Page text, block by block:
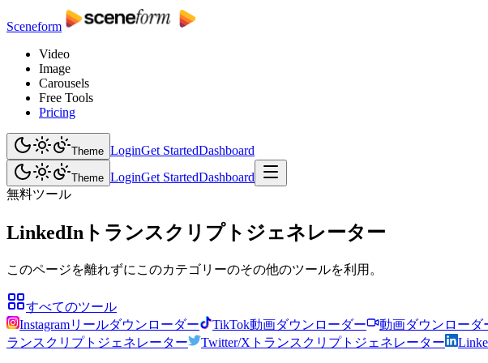
Sceneform
Video
Image
Carousels
Free Tools
Pricing
Theme LoginGet StartedDashboard
Theme LoginGet StartedDashboard
無料ツール
LinkedInトランスクリプトジェネレーター
このページを離れずにこのカテゴリーのその他のツールを利用。
すべてのツール
Instagramリールダウンローダー
TikTok動画ダウンローダー 動画ダウンローダ
ランスクリプトジェネレーター
Twitter/Xトランスクリプトジェネレーター